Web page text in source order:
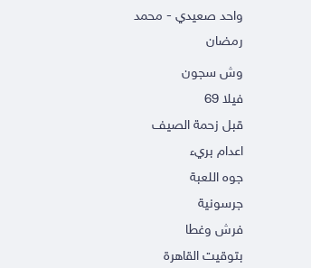
واحد صعيدي - محمد
رمضان
وش سجون
فيلا 69
قبل زحمة الصيف
اعدام بريء
جوه اللعبة
جرسونية
فرش وغطا
بتوقيت القاهرة